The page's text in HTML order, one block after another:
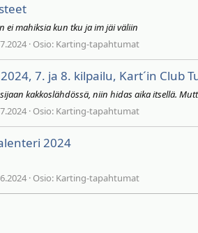
ei mahiksia kun tku ja im jäi väliin
Osio: Karting-tapahtumat
7. ja 8. kilpailu, Kart´in Club
kakkoslähdössä, niin hidas aika itsellä.
Osio: Karting-tapahtumat
2024
Osio: Karting-tapahtumat